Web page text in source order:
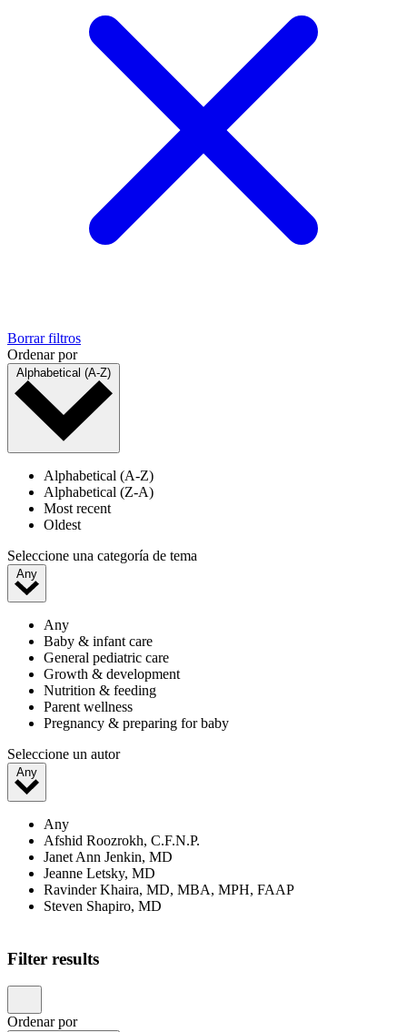
Borrar filtros
Ordenar por
Alphabetical (A-Z)
Alphabetical (A-Z)
Alphabetical (Z-A)
Most recent
Oldest
Seleccione una categoría de tema
Any
Any
Baby & infant care
General pediatric care
Growth & development
Nutrition & feeding
Parent wellness
Pregnancy & preparing for baby
Seleccione un autor
Any
Any
Afshid Roozrokh, C.F.N.P.
Janet Ann Jenkin, MD
Jeanne Letsky, MD
Ravinder Khaira, MD, MBA, MPH, FAAP
Steven Shapiro, MD
Filter results
Ordenar por